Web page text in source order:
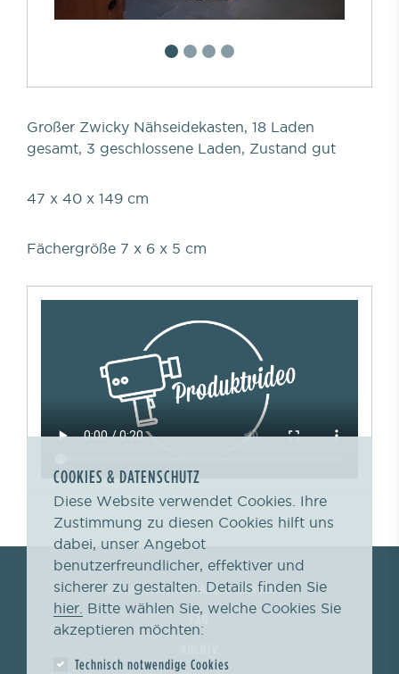
Großer Zwicky Nähseidekasten, 18 Laden
gesamt, 3 geschlossene Laden, Zustand gut
47 x 40 x 149 cm
Fächergröße 7 x 6 x 5 cm
BEZAHLUNG, VERSAND & ABHOLUNG
FAQ
COOKIES & DATENSCHUTZ
Diese Website verwendet Cookies. Ihre
Zustimmung zu diesen Cookies hilft uns
dabei, unser Angebot
benutzerfreundlicher, effektiver und
sicherer zu gestalten. Details finden Sie
hier. Bitte wählen Sie, welche Cookies Sie
akzeptieren möchten:
Technisch notwendige Cookies